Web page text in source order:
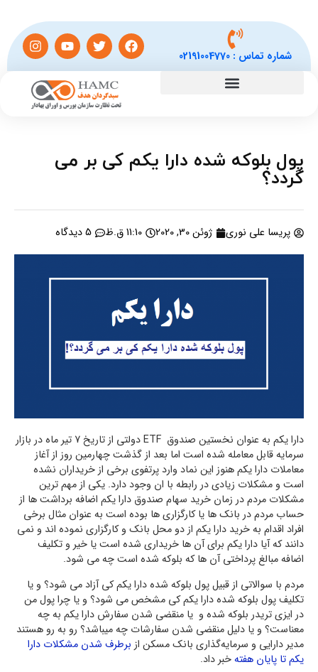
شماره تماس :02191004770
پول بلوکه شده دارا یکم کی بر می
گردد؟
پریسا علی نوری ژوئن 30, 2020 11:10 ق.ظ 5 دیدگاه
دارا یکم به عنوان نخستین صندوق ETF دولتی از تاریخ 7 تیر ماه در بازار
سرمایه قابل معامله شده است اما بعد از گذشت چهارمین روز از آغاز
معاملات دارا یکم هنوز این نماد وارد پرتفوی برخی از خریداران نشده
است و مشکلات زیادی در رابطه با ان وجود دارد. یکی از مهم ترین
مشکلات مردم در زمان خرید سهام صندوق دارا یکم اضافه برداشت ها از
حساب مردم در بانک ها یا کارگزاری ها بوده است به عنوان مثال برخی
افراد اقدام به خرید دارا یکم از دو محل بانک و کارگزاری نموده اند و نمی
دانند که آیا دارا یکم برای آن ها خریداری شده است یا خیر و تکلیف
اضافه مبالغ پرداختی آن ها که بلوکه شده است چه می شود.
مردم با سوالاتی از قبیل پول بلوکه شده دارا یکم کی آزاد می شود؟ و یا
تکلیف پول بلوکه شده دارا یکم کی مشخص می شود؟ و یا چرا پول من
در ایزی تریدر بلوکه شده و یا منقضی شدن سفارش دارا یکم به چه
معناست؟ و یا دلیل منقضی شدن سفارشات چه میباشد؟ رو به رو هستند
مدیر دارایی و سرمایه‌گذاری بانک مسکن از برطرف شدن مشکلات دارا
یکم تا پایان هفتهخبر داد.